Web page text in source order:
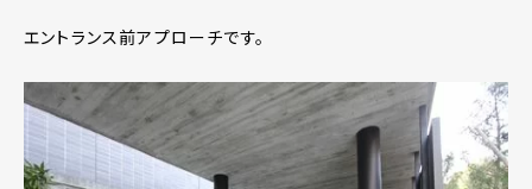
エントランス前アプローチです。